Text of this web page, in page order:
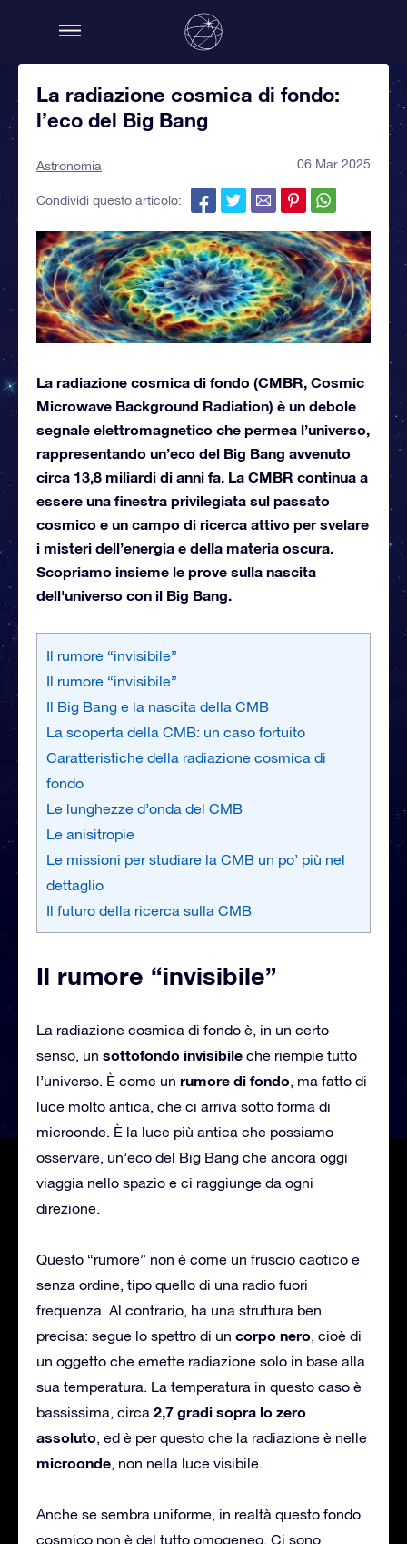
La radiazione cosmica di fondo:
l’eco del Big Bang
Astronomia 06 Mar 2025
Condividi questo articolo:
La radiazione cosmica di fondo (CMBR, Cosmic
Microwave Background Radiation) è un debole
segnale elettromagnetico che permea l’universo,
rappresentando un’eco del Big Bang avvenuto
circa 13,8 miliardi di anni fa. La CMBR continua a
essere una finestra privilegiata sul passato
cosmico e un campo di ricerca attivo per svelare
i misteri dell’energia e della materia oscura.
Scopriamo insieme le prove sulla nascita
dell'universo con il Big Bang.
Il rumore “invisibile”
Il rumore “invisibile”
Il Big Bang e la nascita della CMB
La scoperta della CMB: un caso fortuito
Caratteristiche della radiazione cosmica di
fondo
Le lunghezze d’onda del CMB
Le anisitropie
Le missioni per studiare la CMB un po’ più nel
dettaglio
Il futuro della ricerca sulla CMB
Il rumore “invisibile”
La radiazione cosmica di fondo è, in un certo
senso, un sottofondo invisibile che riempie tutto
l’universo. È come un rumore di fondo, ma fatto di
luce molto antica, che ci arriva sotto forma di
microonde. È la luce più antica che possiamo
osservare, un’eco del Big Bang che ancora oggi
viaggia nello spazio e ci raggiunge da ogni
direzione.
Questo “rumore” non è come un fruscio caotico e
senza ordine, tipo quello di una radio fuori
frequenza. Al contrario, ha una struttura ben
precisa: segue lo spettro di un corpo nero, cioè di
un oggetto che emette radiazione solo in base alla
sua temperatura. La temperatura in questo caso è
bassissima, circa 2,7 gradi sopra lo zero
assoluto, ed è per questo che la radiazione è nelle
microonde, non nella luce visibile.
Anche se sembra uniforme, in realtà questo fondo
cosmico non è del tutto omogeneo. Ci sono